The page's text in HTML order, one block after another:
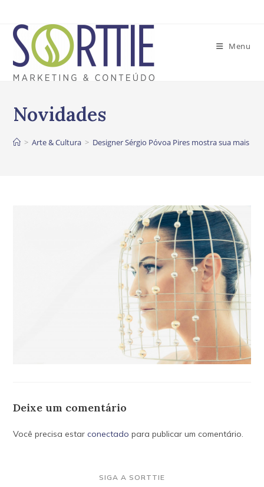
conteúdo
Menu
> Arte & Cultura > Designer Sérgio Póvoa Pires mostra sua mais
Deixe um comentário
Você precisa estarconectado para publicar um comentário.
SIGA A SORTTIE